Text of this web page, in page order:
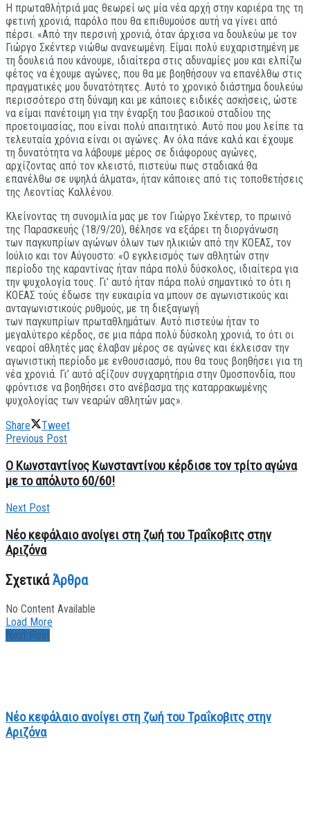
Η πρωταθλήτριά μας θεωρεί ως μία νέα αρχή στην καριέρα της τη
φετινή χρονιά, παρόλο που θα επιθυμούσε αυτή να γίνει από
πέρσι. «Από την περσινή χρονιά, όταν άρχισα να δουλεύω με τον
Γιώργο Σκέντερ νιώθω ανανεωμένη. Είμαι πολύ ευχαριστημένη με
τη δουλειά που κάνουμε, ιδιαίτερα στις αδυναμίες μου και ελπίζω
φέτος να έχουμε αγώνες, που θα με βοηθήσουν να επανέλθω στις
πραγματικές μου δυνατότητες. Αυτό το χρονικό διάστημα δουλεύω
περισσότερο στη δύναμη και με κάποιες ειδικές ασκήσεις, ώστε
να είμαι πανέτοιμη για την έναρξη του βασικού σταδίου της
προετοιμασίας, που είναι πολύ απαιτητικό. Αυτό που μου λείπε τα
τελευταία χρόνια είναι οι αγώνες. Αν όλα πάνε καλά και έχουμε
τη δυνατότητα να λάβουμε μέρος σε διάφορους αγώνες,
αρχίζοντας από τον κλειστό, πιστεύω πως σταδιακά θα
επανέλθω σε υψηλά άλματα», ήταν κάποιες από τις τοποθετήσεις
της Λεοντίας Καλλένου.
Κλείνοντας τη συνομιλία μας με τον Γιώργο Σκέντερ, το πρωινό
της Παρασκευής (18/9/20), θέλησε να εξάρει τη διοργάνωση
των παγκυπρίων αγώνων όλων των ηλικιών από την ΚΟΕΑΣ, τον
Ιούλιο και τον Αύγουστο: «Ο εγκλεισμός των αθλητών στην
περίοδο της καραντίνας ήταν πάρα πολύ δύσκολος, ιδιαίτερα για
την ψυχολογία τους. Γι’ αυτό ήταν πάρα πολύ σημαντικό το ότι η
ΚΟΕΑΣ τούς έδωσε την ευκαιρία να μπουν σε αγωνιστικούς και
ανταγωνιστικούς ρυθμούς, με τη διεξαγωγή
των παγκυπρίων πρωταθλημάτων. Αυτό πιστεύω ήταν το
μεγαλύτερο κέρδος, σε μια πάρα πολύ δύσκολη χρονιά, το ότι οι
νεαροί αθλητές μας έλαβαν μέρος σε αγώνες και έκλεισαν την
αγωνιστική περίοδο με ενθουσιασμό, που θα τους βοηθήσει για τη
νέα χρονιά. Γι’ αυτό αξίζουν συγχαρητήρια στην Ομοσπονδία, που
φρόντισε να βοηθήσει στο ανέβασμα της καταρρακωμένης
ψυχολογίας των νεαρών αθλητών μας».
Share
Tweet
Previous Post
Ο Κωνσταντίνος Κωνσταντίνου κέρδισε τον τρίτο αγώνα
με το απόλυτο 60/60!
Next Post
Νέο κεφάλαιο ανοίγει στη ζωή του Τραΐκοβιτς στην
Αριζόνα
ΣχετικάΆρθρα
No Content Available
Load More
Next Post
Νέο κεφάλαιο ανοίγει στη ζωή του Τραΐκοβιτς στην
Αριζόνα